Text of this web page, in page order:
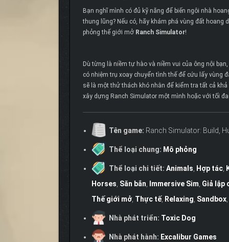
Bạn nghĩ mình có đủ kỹ năng để biến ngôi nhà
thung lũng? Nếu có, hãy khám phá vùng đất
phỏng thế giới mở Ranch Simulator!
Dù từng là niềm tự hào và niềm vui của ông nội
có nhiệm trụ xoay chuyển tình thế để cứu lấy vùng
sẽ là một thử thách khó nhằn để kiểm tra tất cả
xây dựng Ranch Simulator một mình hoặc với tối
Tên game: Ranch Simulator: Build,
Thể loại chung: Mô phỏng
Thể loại chi tiết: Animals, Hợp tác,
Horses, Săn bắn, Immersive Sim, Giả lập
Thế giới mở, Thực tế, Relaxing, Sandbox,
Nhà phát triển: Toxic Dog
Nhà phát hành: Excalibur Games